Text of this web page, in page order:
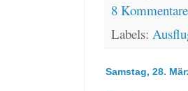
8
Labels:
Samstag, 28.